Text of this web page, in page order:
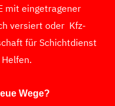
mit eingetragener
versiert oder Kfz-
für Schichtdienst
Wege?